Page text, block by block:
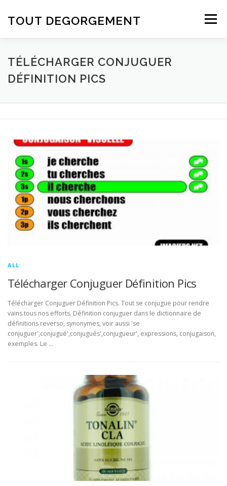
TOUT DEGORGEMENT Menu
TÉLÉCHARGER CONJUGUER
DÉFINITION PICS
ALL
Télécharger Conjuguer Définition Pics
Télécharger Conjuguer Définition Pics. Tout se conjugue pour rendre
vains tous nos efforts. Définition conjuguer dans le dictionnaire de
définitions reverso, synonymes, voir aussi 'se
conjuguer',conjugué',conjugués',conjugueur', expressions, conjugaison,
exemples. Le …